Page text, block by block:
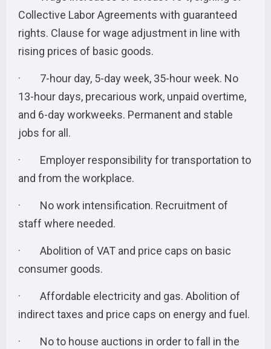
Collective Labor Agreements with guaranteed
rights. Clause for wage adjustment in line with
rising prices of basic goods.
· 7-hour day, 5-day week, 35-hour week. No
13-hour days, precarious work, unpaid overtime,
and 6-day workweeks. Permanent and stable
jobs for all.
· Employer responsibility for transportation to
and from the workplace.
· No work intensification. Recruitment of
staff where needed.
· Abolition of VAT and price caps on basic
consumer goods.
· Affordable electricity and gas. Abolition of
indirect taxes and price caps on energy and fuel.
· No to house auctions in order to fall in the